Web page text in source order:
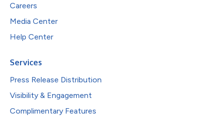
Careers
Media Center
Help Center
Services
Press Release Distribution
Visibility & Engagement
Complimentary Features